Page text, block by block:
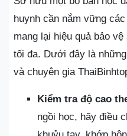
huynh cần nắm vững
mang lại hiệu quả bảo
tối đa. Dưới đây là
và chuyên gia
Kiểm tra độ cao
ngồi học, hãy điều